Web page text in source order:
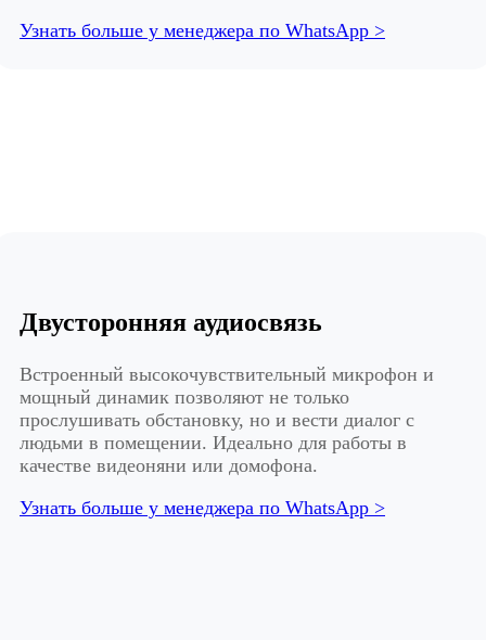
Узнать больше у менеджера по WhatsApp >
Двусторонняя аудиосвязь
Встроенный высокочувствительный микрофон и
мощный динамик позволяют не только
прослушивать обстановку, но и вести диалог с
людьми в помещении. Идеально для работы в
качестве видеоняни или домофона.
Узнать больше у менеджера по WhatsApp >